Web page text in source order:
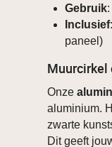
Gebruik
Inclusief
paneel)
Muurcirkel
Onze
aluminium.
zwarte
Dit geeft